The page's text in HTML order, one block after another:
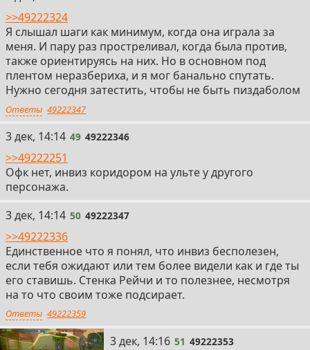
>>49222324
Я слышал шаги как минимум, когда она играла за
меня. И пару раз простреливал, когда была против,
также ориентируясь на них. Но в основном под
плентом неразбериха, и я мог банально спутать.
Нужно сегодня затестить, чтобы не быть пиздаболом
Ответы 49222347
49
3 дек, 14:14 49 49222346
>>49222251
Офк нет, инвиз коридором на ульте у другого
персонажа.
50
3 дек, 14:14 50 49222347
>>49222336
Единственное что я понял, что инвиз бесполезен,
если тебя ожидают или тем более видели как и где ты
его ставишь. Стенка Рейчи и то полезнее, несмотря
на то что своим тоже подсирает.
Ответы 49222359
51
3 дек, 14:16 51 49222353